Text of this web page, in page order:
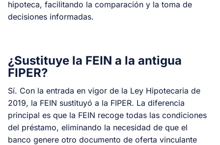
hipoteca, facilitando la comparación y la toma de
decisiones informadas.
¿Sustituye la FEIN a la antigua
FIPER?
Sí. Con la entrada en vigor de la Ley Hipotecaria de
2019, la FEIN sustituyó a la FIPER. La diferencia
principal es que la FEIN recoge todas las condiciones
del préstamo, eliminando la necesidad de que el
banco genere otro documento de oferta vinculante